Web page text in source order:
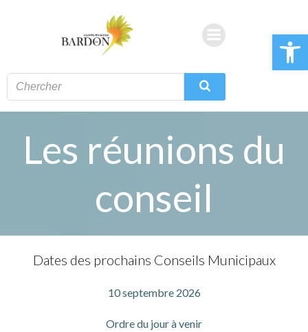
Ouvrir
Les réunions du
conseil
Dates des prochains Conseils Municipaux
10 septembre 2026
Ordre du jour à venir